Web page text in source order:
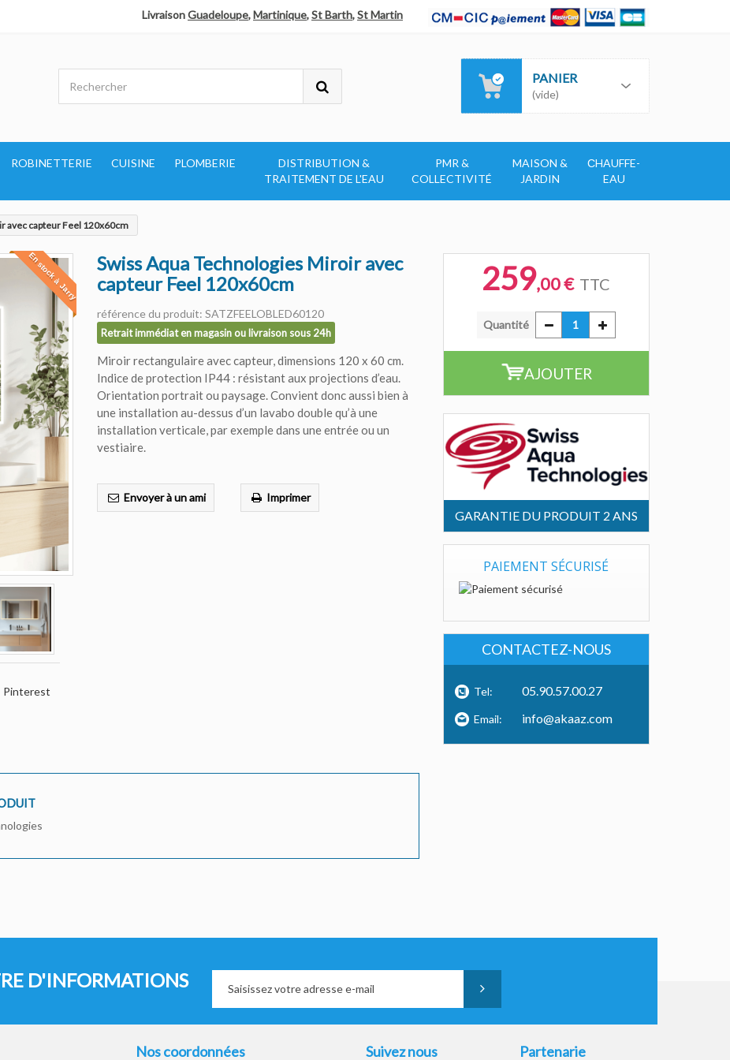
LivraisonGuadeloupe,Martinique,St Barth,St Martin
PANIER
(vide)
ROBINETTERIE CUISINE PLOMBERIE
DISTRIBUTION &
TRAITEMENT DE L'EAU
PMR &
COLLECTIVITÉ
MAISON &
JARDIN
СHAUFFE-
EAU
avec capteur Feel 120x60cm
En stock à Jarry
Pinterest
Swiss Aqua Technologies Miroir avec
capteur Feel 120x60cm
référence du produit: SATZFEELOBLED60120
Retrait immédiat en magasin ou livraison sous 24h
Miroir rectangulaire avec capteur, dimensions 120 x 60 cm.
Indice de protection IP44 : résistant aux projections d’eau.
Orientation portrait ou paysage. Convient donc aussi bien à
une installation au-dessus d’un lavabo double qu’à une
installation verticale, par exemple dans une entrée ou un
vestiaire.
Envoyer à un ami Imprimer
259,00 € TTC
Quantité
AJOUTER
GARANTIE DU PRODUIT 2 ANS
PAIEMENT SÉCURISÉ
CONTACTEZ-NOUS
Tel: 05.90.57.00.27
Email: info@akaaz.com
D'INFORMATIONS
Nos coordonnées Suivez nous Partenarie